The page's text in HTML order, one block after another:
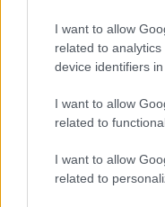
I want to allow
related to
device identifiers in
I want to allow
related to
I want to allow
related to
Η παρουσία του
έρχεται μία
-ιστορικής-